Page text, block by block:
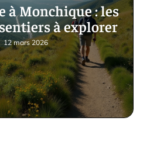
à Monchique : les
à explorer
12 mars 2026